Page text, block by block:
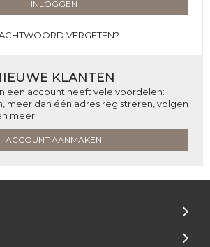
INLOGGEN
VERGETEN?
KLANTEN
een account heeft vele voordelen:
meer dan één adres registreren, volgen
meer.
ACCOUNT AANMAKEN